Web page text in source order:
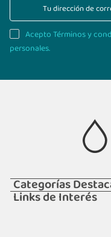
Acepto Términos y
personales.
Categorías
Links de Interés